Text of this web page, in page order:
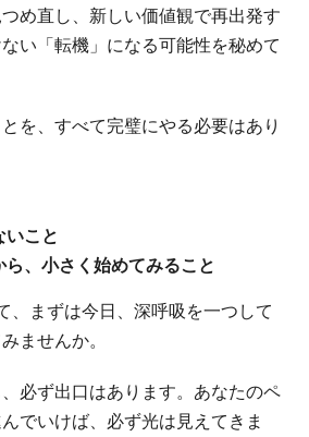
め直し、新しい価値観で再出発す
い「転機」になる可能性を秘めて
を、すべて完璧にやる必要はあり
いこと
、小さく始めてみること
、まずは今日、深呼吸を一つして
ませんか。
必ず出口はあります。あなたのペ
でいけば、必ず光は見えてきま